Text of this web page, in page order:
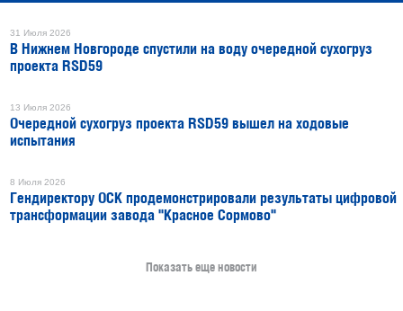
31 Июля 2026
В Нижнем Новгороде спустили на воду очередной сухогруз
проекта RSD59
13 Июля 2026
Очередной сухогруз проекта RSD59 вышел на ходовые
испытания
8 Июля 2026
Гендиректору ОСК продемонстрировали результаты цифровой
трансформации завода "Красное Сормово"
Показать еще новости